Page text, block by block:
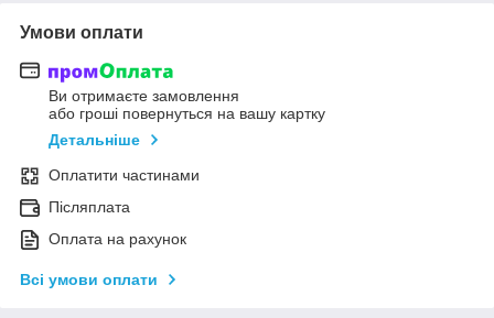
Умови оплати
Ви отримаєте замовлення
або гроші повернуться на вашу картку
Детальніше
Оплатити частинами
Післяплата
Оплата на рахунок
Всі умови оплати